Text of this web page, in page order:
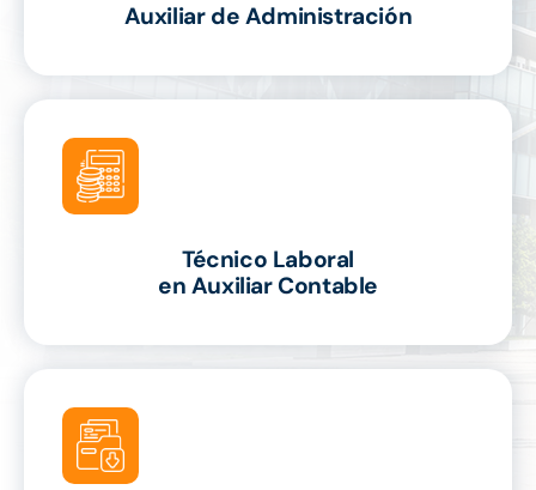
Auxiliar de Administración
Técnico Laboral
en Auxiliar Contable